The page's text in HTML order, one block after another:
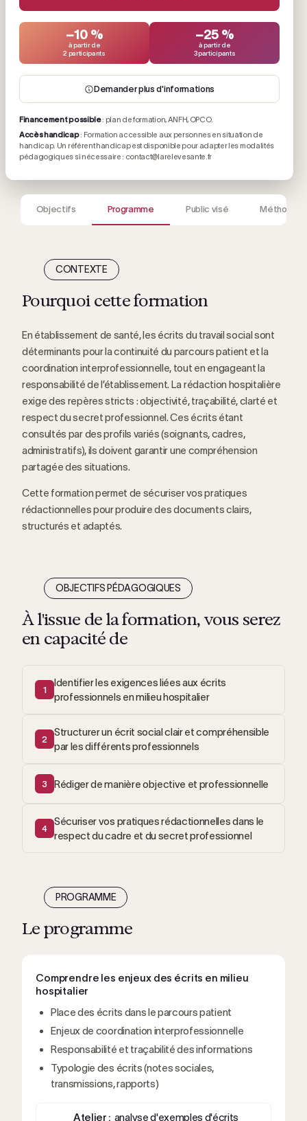
−10 %
à partir de
2 participants
−25 %
à partir de
3 participants
Demander plus d'informations
Financement possible: plan de formation, ANFH, OPCO.
Accès handicap: Formation accessible aux personnes en situation de
handicap. Un référent handicap est disponible pour adapter les modalités
pédagogiques si nécessaire : contact@larelevesante.fr
Objectifs Programme Public visé Méthodes
CONTEXTE
Pourquoi cette formation
En établissement de santé, les écrits du travail social sont
déterminants pour la continuité du parcours patient et la
coordination interprofessionnelle, tout en engageant la
responsabilité de l’établissement. La rédaction hospitalière
exige des repères stricts : objectivité, traçabilité, clarté et
respect du secret professionnel. Ces écrits étant
consultés par des profils variés (soignants, cadres,
administratifs), ils doivent garantir une compréhension
partagée des situations.
Cette formation permet de sécuriser vos pratiques
rédactionnelles pour produire des documents clairs,
structurés et adaptés.
OBJECTIFS PÉDAGOGIQUES
À l'issue de la formation, vous serez
en capacité de
1
Identifier les exigences liées aux écrits
professionnels en milieu hospitalier
2
Structurer un écrit social clair et compréhensible
par les différents professionnels
3 Rédiger de manière objective et professionnelle
4
Sécuriser vos pratiques rédactionnelles dans le
respect du cadre et du secret professionnel
PROGRAMME
Le programme
Comprendre les enjeux des écrits en milieu
hospitalier
Place des écrits dans le parcours patient
Enjeux de coordination interprofessionnelle
Responsabilité et traçabilité des informations
Typologie des écrits (notes sociales,
transmissions, rapports)
Atelier : analyse d'exemples d'écrits